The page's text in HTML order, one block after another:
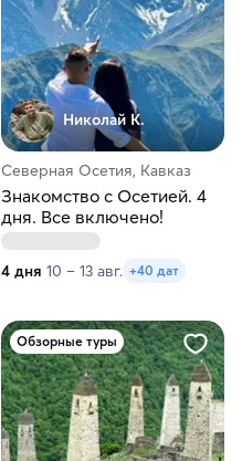
Николай К.
Северная Осетия, Кавказ
Знакомство с Осетией. 4
дня. Все включено!
4 дня 10 – 13 авг. +40 дат
Обзорные туры